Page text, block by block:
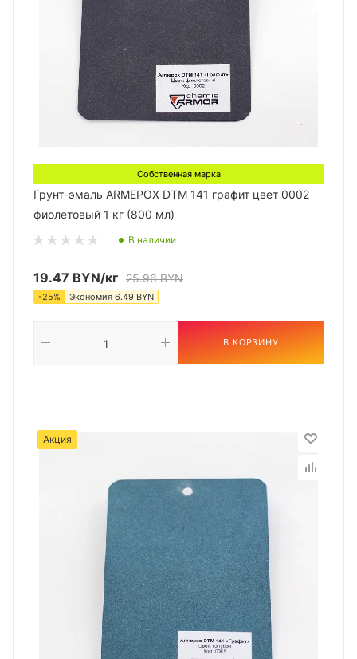
Собственная марка
Грунт-эмаль ARMEPOX DTM 141 графит цвет 0002
фиолетовый 1 кг (800 мл)
В наличии
19.47 BYN/кг 25.96BYN
-25% Экономия 6.49 BYN
В КОРЗИНУ
Акция